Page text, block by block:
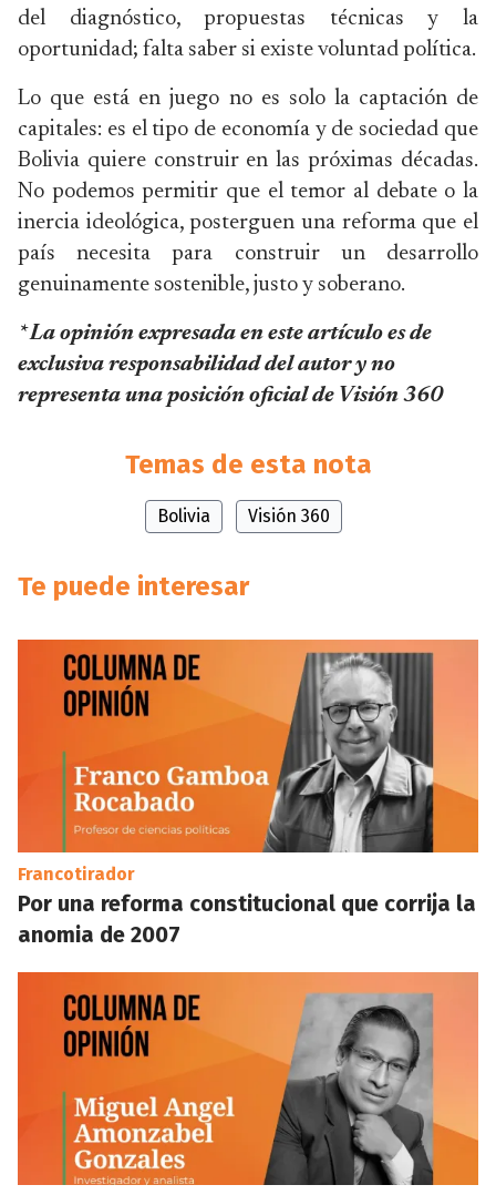
del diagnóstico, propuestas técnicas y la
oportunidad; falta saber si existe voluntad política.
Lo que está en juego no es solo la captación de
capitales: es el tipo de economía y de sociedad que
Bolivia quiere construir en las próximas décadas.
No podemos permitir que el temor al debate o la
inercia ideológica, posterguen una reforma que el
país necesita para construir un desarrollo
genuinamente sostenible, justo y soberano.
* La opinión expresada en este artículo es de
exclusiva responsabilidad del autor y no
representa una posición oficial de Visión 360
Temas de esta nota
Bolivia Visión 360
Te puede interesar
Francotirador
Por una reforma constitucional que corrija la
anomia de 2007